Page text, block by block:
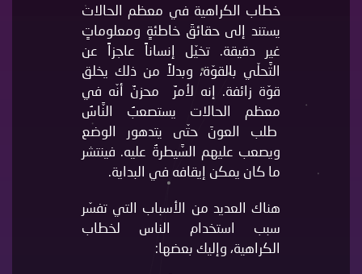
خطاب الكراهية في معظم الحالات
يستند إلى حقائقَ خاطئةٍ ومعلوماتٍ
غير دقيقة. تخيّل إنساناً عاجزاً عن
التَّحلّي بالقوّة، وبدلاً من ذلك يخلق
قوّة زائفة. إنه لأمرٌ محزنٌ أنّه في
معظم الحالات يستصعبُ النَّاسُ
طلب العونَ حتّى يتدهور الوضع
ويصعب عليهم السَّيطرةُ عليه. فينتشر
ما كان يمكن إيقافه في البداية.
هناك العديد من الأسباب التي تفسّر
سبب استخدام الناس لخطاب
الكراهية، وإليك بعضها: